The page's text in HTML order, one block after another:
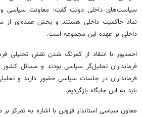
سیاست‌های داخلی دولت گفت: معاونت سیاسی و
نماد حاکمیت داخلی هستند و بخش عمده‌ای از
داخلی بر عهده این مجموعه است.
احمدپور با انتقاد از کمرنگ شدن نقش تحلیلی
فرمانداران تحلیل‌گر سیاسی بودند و مسائل
فرمانداران در جلسات سیاسی حضور دارند و
باید به این جایگاه بازگردیم.
معاون سیاسی استاندار قزوین با اشاره به تمرکز